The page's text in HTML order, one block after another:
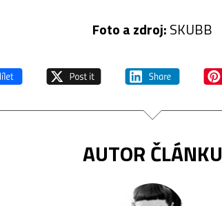
Foto a zdroj:SKUBB
AUTOR ČLÁNKU